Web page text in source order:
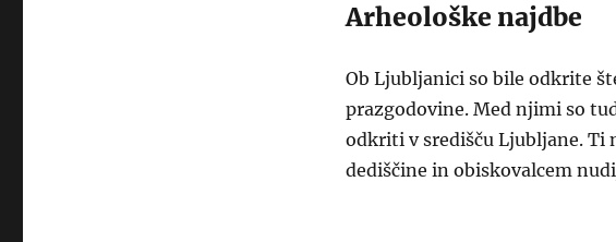
Arheološke najdbe
Ob Ljubljanici so bile odkrite
prazgodovine. Med njimi so
odkriti v središču Ljubljane. Ti
dediščine in obiskovalcem